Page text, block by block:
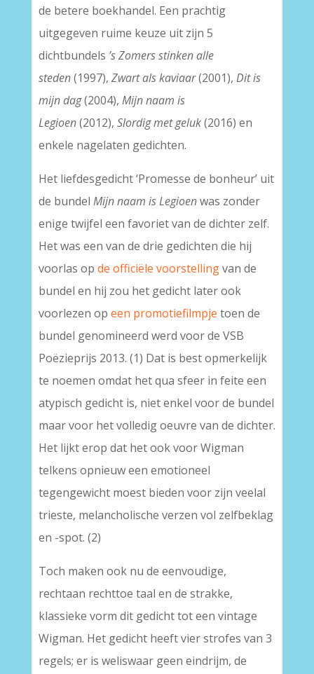
de betere boekhandel. Een prachtig
uitgegeven ruime keuze uit zijn 5
dichtbundels ’s Zomers stinken alle
steden(1997), Zwart als kaviaar(2001), Dit is
mijn dag(2004), Mijn naam is
Legioen(2012), Slordig met geluk(2016) en
enkele nagelaten gedichten.
Het liefdesgedicht ‘Promesse de bonheur’ uit
de bundel Mijn naam is Legioenwas zonder
enige twijfel een favoriet van de dichter zelf.
Het was een van de drie gedichten die hij
voorlas op de officiële voorstellingvan de
bundel en hij zou het gedicht later ook
voorlezen op een promotiefilmpje toen de
bundel genomineerd werd voor de VSB
Poëzieprijs 2013. (1) Dat is best opmerkelijk
te noemen omdat het qua sfeer in feite een
atypisch gedicht is, niet enkel voor de bundel
maar voor het volledig oeuvre van de dichter.
Het lijkt erop dat het ook voor Wigman
telkens opnieuw een emotioneel
tegengewicht moest bieden voor zijn veelal
trieste, melancholische verzen vol zelfbeklag
en -spot. (2)
Toch maken ook nu de eenvoudige,
rechtaan rechttoe taal en de strakke,
klassieke vorm dit gedicht tot een vintage
Wigman. Het gedicht heeft vier strofes van 3
regels; er is weliswaar geen eindrijm, de